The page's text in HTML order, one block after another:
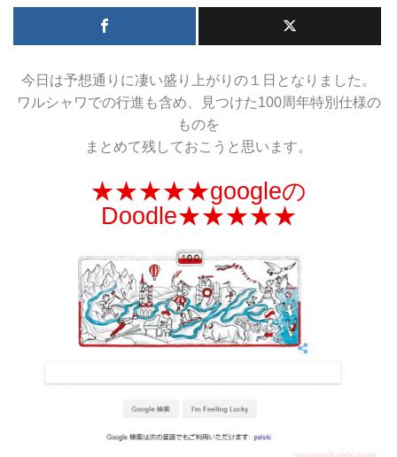
今日は予想通りに凄い盛り上がりの１日となりました。
ワルシャワでの行進も含め、見つけた100周年特別仕様の
ものを
まとめて残しておこうと思います。
★★★★★googleの
Doodle★★★★★